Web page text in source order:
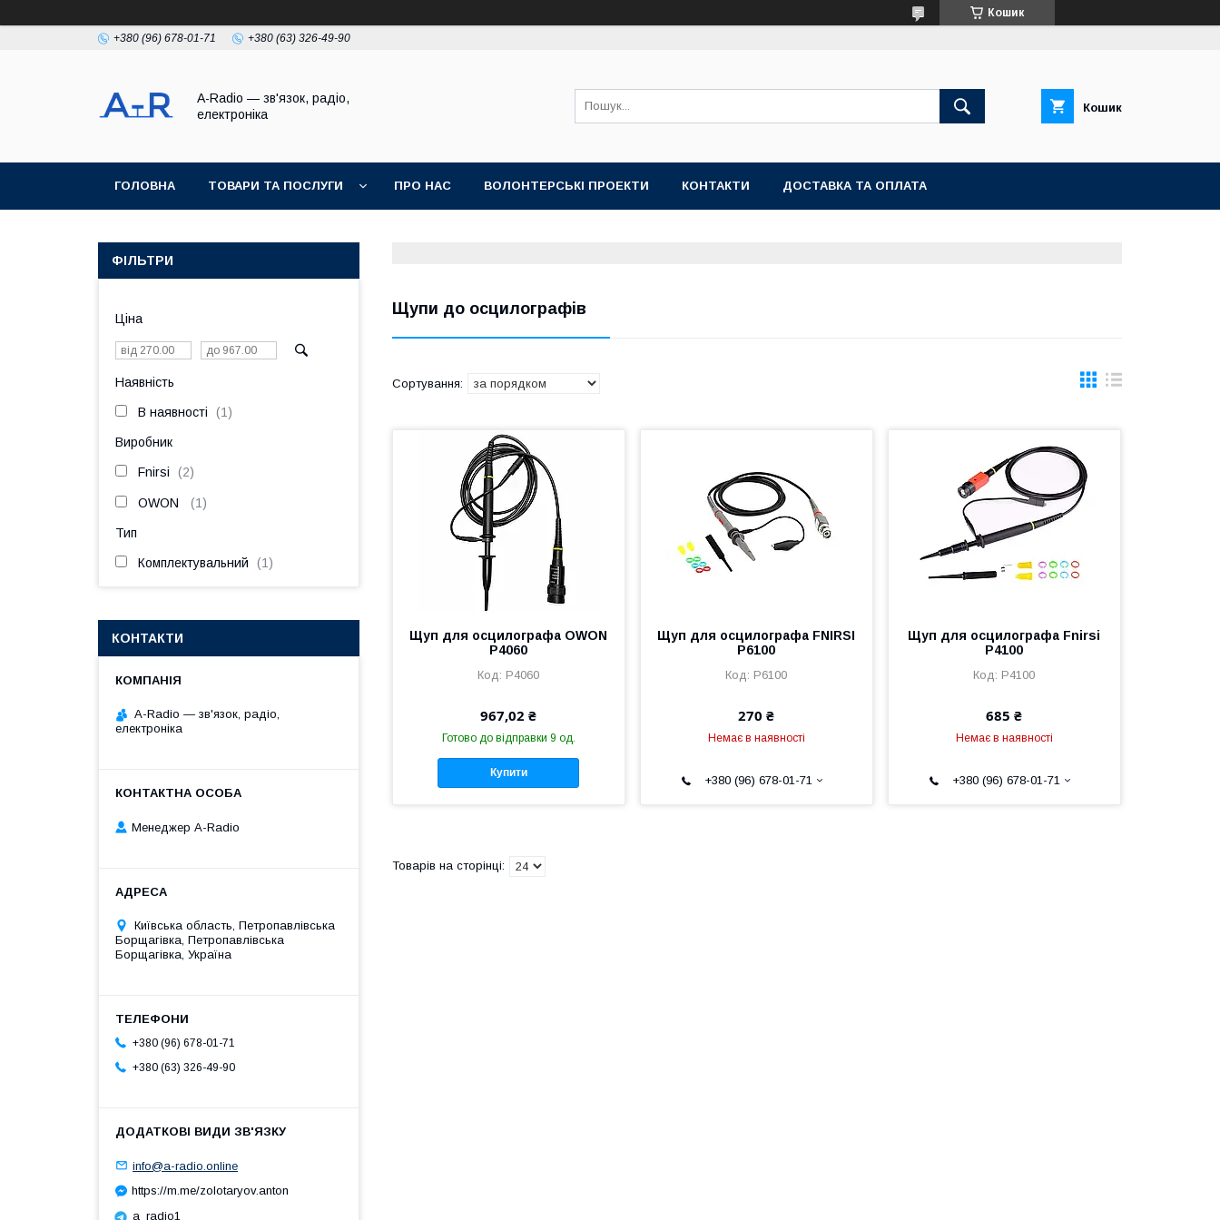
Кошик
+380 (96) 678-01-71 +380 (63) 326-49-90
A-Radio — зв'язок, радіо,
електроніка
Кошик
ГОЛОВНА ТОВАРИ ТА ПОСЛУГИ ПРО НАС ВОЛОНТЕРСЬКІ ПРОЕКТИ КОНТАКТИ ДОСТАВКА ТА ОПЛАТА
Щупи до осцилографів
Щуп для осцилографа OWON
P4060
P4060
967,02 ₴
Готово до відправки 9 од.
Купити
Щуп для осцилографа FNIRSI
P6100
P6100
270 ₴
Немає в наявності
+380 (96) 678-01-71
Щуп для осцилографа Fnirsi
P4100
P4100
685 ₴
Немає в наявності
+380 (96) 678-01-71
ФІЛЬТРИ
Ціна
Наявність
В наявності 1
Виробник
Fnirsi 2
OWON 1
Тип
Комплектувальний 1
КОНТАКТИ
A-Radio — зв'язок, радіо,
електроніка
Менеджер A-Radio
Київська область, Петропавлівська
Борщагівка, Петропавлівська
Борщагівка, Україна
+380 (96) 678-01-71
+380 (63) 326-49-90
info@a-radio.online
https://m.me/zolotaryov.anton
a_radio1